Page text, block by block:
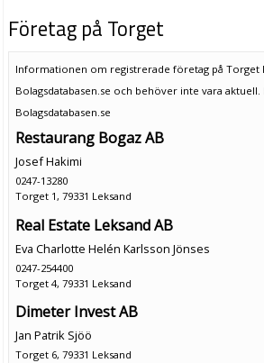
Företag på Torget
Informationen om registrerade företag på Torget
Bolagsdatabasen.se och behöver inte vara
Bolagsdatabasen.se
Restaurang Bogaz AB
Josef Hakimi
0247-13280
Torget 1, 79331 Leksand
Real Estate Leksand AB
Eva Charlotte Helén Karlsson Jönses
0247-254400
Torget 4, 79331 Leksand
Dimeter Invest AB
Jan Patrik Sjöö
Torget 6, 79331 Leksand